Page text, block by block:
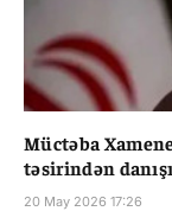
Müctəba
təsirindən
20 May 2026 17:26